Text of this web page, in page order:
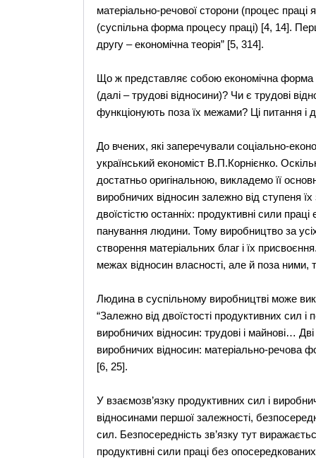
матеріально-речової сторони (процес праці
(суспільна форма процесу праці) [4, 14].
другу – економічна теорія” [5, 314].
Що ж представляє собою економічна форма
(далі – трудові відносини)? Чи є трудові
функціонують поза їх межами? Ці питання і
До вчених, які заперечували соціально-
український економіст В.П.Корнієнко.
достатньо оригінальною, викладемо її
виробничих відносин залежно від ступеня
двоїстістю останніх: продуктивні сили
панування людини. Тому виробництво за
створення матеріальних благ і їх
межах відносин власності, але й поза ними,
Людина в суспільному виробництві може
“Залежно від двоїстості продуктивних сил
виробничих відносин: трудові і майнові…
виробничих відносин: матеріально-речова
[6, 25].
У взаємозв’язку продуктивних сил і
відносинами першої залежності,
сил. Безпосередність зв’язку тут
продуктивні сили праці без